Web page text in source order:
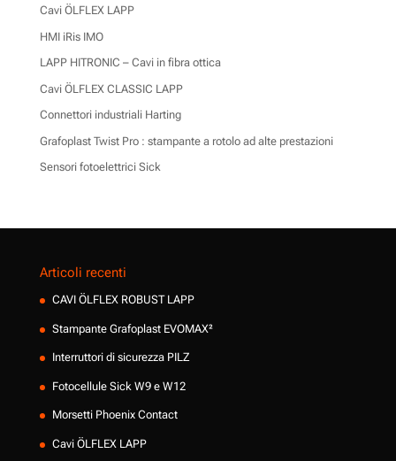
Cavi ÖLFLEX LAPP
HMI iRis IMO
LAPP HITRONIC – Cavi in fibra ottica
Cavi ÖLFLEX CLASSIC LAPP
Connettori industriali Harting
Grafoplast Twist Pro : stampante a rotolo ad alte prestazioni
Sensori fotoelettrici Sick
Articoli recenti
CAVI ÖLFLEX ROBUST LAPP
Stampante Grafoplast EVOMAX²
Interruttori di sicurezza PILZ
Fotocellule Sick W9 e W12
Morsetti Phoenix Contact
Cavi ÖLFLEX LAPP